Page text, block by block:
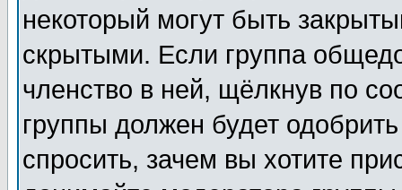
некоторый могут быть
скрытыми. Если группа
членство в ней, щёлкнув по
группы должен будет
спросить, зачем вы хотите